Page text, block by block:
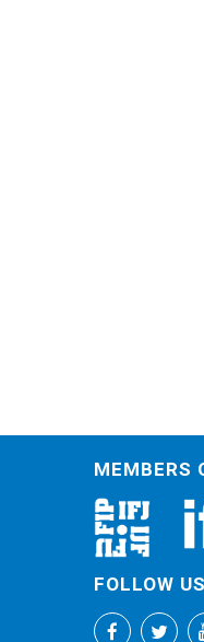
MEMBERS
FOLLOW